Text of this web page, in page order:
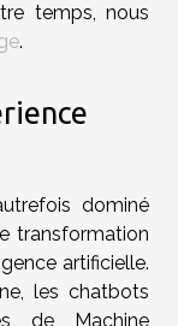
temps, nous
.
dominé
transformation
artificielle.
les chatbots
de Machine